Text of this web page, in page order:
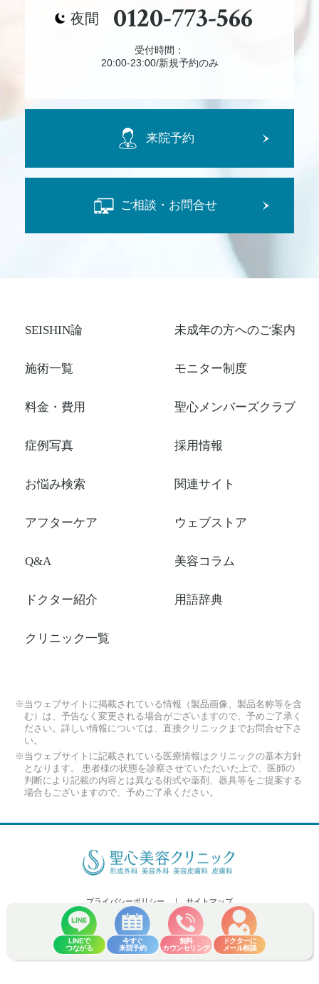
LINEで
つながる
今すぐ
来院予約
無料
カウンセリング
ドクターに
メール相談
夜間 0120-773-566
受付時間：
20:00-23:00/新規予約のみ
来院予約
ご相談・お問合せ
SEISHIN論
施術一覧
料金・費用
症例写真
お悩み検索
アフターケア
Q&A
ドクター紹介
クリニック一覧
未成年の方へのご案内
モニター制度
聖心メンバーズクラブ
採用情報
関連サイト
ウェブストア
美容コラム
用語辞典
※当ウェブサイトに掲載されている情報（製品画像、製品名称等を含
む）は、予告なく変更される場合がございますので、予めご了承く
ださい。詳しい情報については、直接クリニックまでお問合せ下さ
い。
※当ウェブサイトに記載されている医療情報はクリニックの基本方針
となります。 患者様の状態を診察させていただいた上で、医師の
判断により記載の内容とは異なる術式や薬剤、器具等をご提案する
場合もございますので、予めご了承ください。
プライバシーポリシー サイトマップ
Copyright (C) 2026 Seishin Plastic and Aesthetic Surgery Clinic Co.,Ltd. All
Rights Reserved.